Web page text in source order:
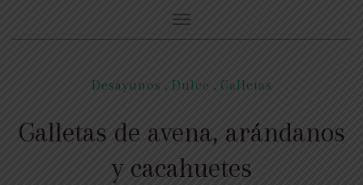
Toggle
navigation
Desayunos , Dulce , Galletas
Galletas de avena, arándanos
y cacahuetes